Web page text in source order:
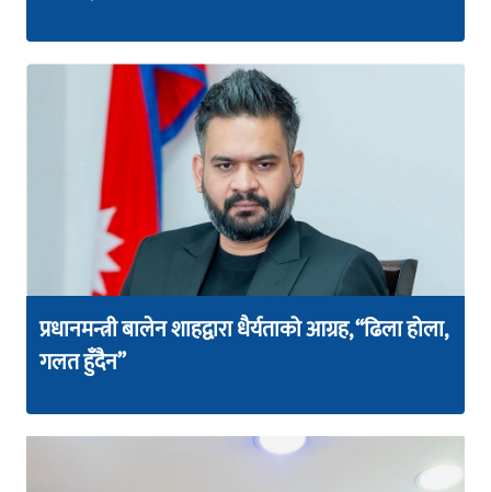
प्रधानमन्त्री बालेन शाहद्वारा धैर्यताको आग्रह, “ढिला होला,
गलत हुँदैन”